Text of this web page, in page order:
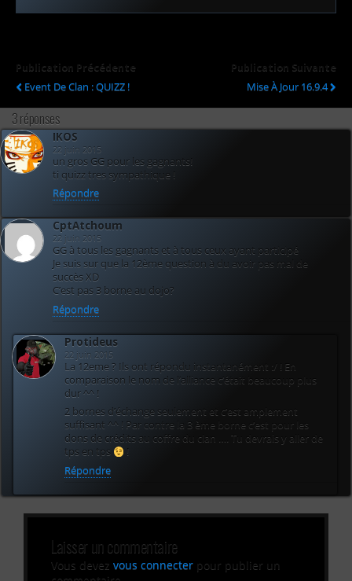
Publication Précédente
Event De Clan : QUIZZ !
Publication Suivante
Mise À Jour 16.9.4
3 réponses
IKOS
22 juin 2015
un gros GG pour les gagnants!
ti quizz tres sympathique !
Répondre
CptAtchoum
22 juin 2015
GG à tous les gagnants et à tous ceux ayant participé
Je suis sur que la 12ème question à du avoir pas mal de
succès XD
C’est pas 3 borne au dojo?
Répondre
Protideus
22 juin 2015
La 12eme ? Ils ont répondu instantanément :/ ! En
comparaison le nom de l’alliance c’était beaucoup plus
dur ^^ !
2 bornes d’échange seulement et c’est amplement
suffisant ^^ ! Par contre la 3 ème borne c’est pour les
dons de crédits au coffre du clan …. Tu devrais y aller de
tps en tps
!
Répondre
Laisser un commentaire
Vous devez vous connecter pour publier un